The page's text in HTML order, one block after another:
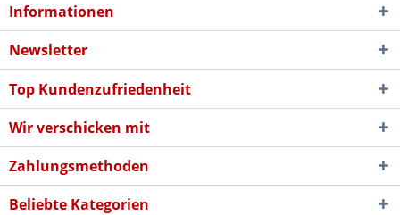
Informationen
Newsletter
Top Kundenzufriedenheit
Wir verschicken mit
Zahlungsmethoden
Beliebte Kategorien